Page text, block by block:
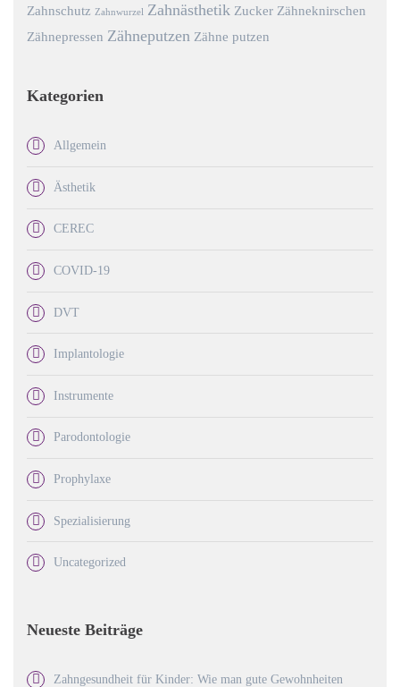
Zahnschutz Zahnwurzel Zahnästhetik Zucker Zähneknirschen
Zähnepressen Zähneputzen Zähne putzen
Kategorien
Allgemein
Ästhetik
CEREC
COVID-19
DVT
Implantologie
Instrumente
Parodontologie
Prophylaxe
Spezialisierung
Uncategorized
Neueste Beiträge
Zahngesundheit für Kinder: Wie man gute Gewohnheiten